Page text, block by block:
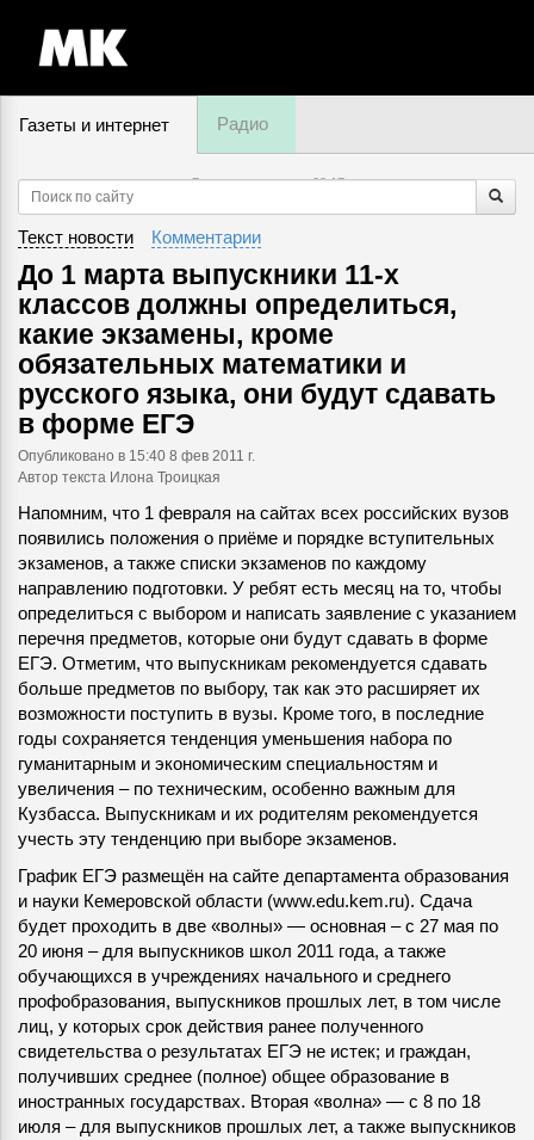
Газеты и интернет Радио
7 августа, пятница,08:17
Текст новости Комментарии
До 1 марта выпускники 11-х
классов должны определиться,
какие экзамены, кроме
обязательных математики и
русского языка, они будут сдавать
в форме ЕГЭ
Опубликовано в 15:40 8 фев 2011 г.
Автор текста Илона Троицкая
Напомним, что 1 февраля на сайтах всех российских вузов
появились положения о приёме и порядке вступительных
экзаменов, а также списки экзаменов по каждому
направлению подготовки. У ребят есть месяц на то, чтобы
определиться с выбором и написать заявление с указанием
перечня предметов, которые они будут сдавать в форме
ЕГЭ. Отметим, что выпускникам рекомендуется сдавать
больше предметов по выбору, так как это расширяет их
возможности поступить в вузы. Кроме того, в последние
годы сохраняется тенденция уменьшения набора по
гуманитарным и экономическим специальностям и
увеличения – по техническим, особенно важным для
Кузбасса. Выпускникам и их родителям рекомендуется
учесть эту тенденцию при выборе экзаменов.
График ЕГЭ размещён на сайте департамента образования
и науки Кемеровской области (www.edu.kem.ru). Сдача
будет проходить в две «волны» — основная – с 27 мая по
20 июня – для выпускников школ 2011 года, а также
обучающихся в учреждениях начального и среднего
профобразования, выпускников прошлых лет, в том числе
лиц, у которых срок действия ранее полученного
свидетельства о результатах ЕГЭ не истек; и граждан,
получивших среднее (полное) общее образование в
иностранных государствах. Вторая «волна» — с 8 по 18
июля – для выпускников прошлых лет, а также выпускников